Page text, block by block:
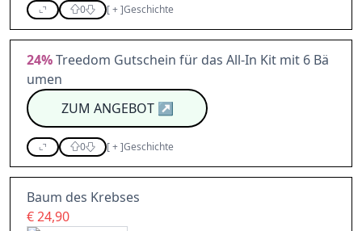
0 [+]Geschichte
24%Treedom Gutschein für das All-In Kit mit 6 Bä
umen
ZUM ANGEBOT↗
0 [+]Geschichte
Baum des Krebses
€ 24,90